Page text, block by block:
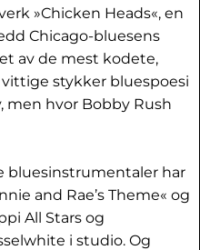
»Chicken Heads«, en
Chicago-bluesens
av de mest kodete,
stykker bluespoesi
men hvor Bobby Rush
bluesinstrumentaler har
and Rae’s Theme« og
All Stars og
i studio. Og